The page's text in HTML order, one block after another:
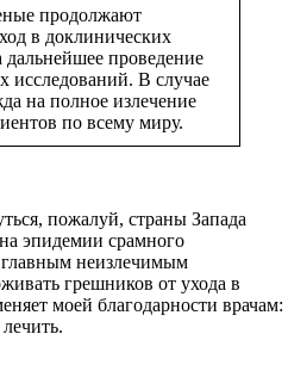
продолжают
в доклинических
проведение
исследований. В случае
на полное излечение
по всему миру.
пожалуй, страны Запада
эпидемии срамного
главным неизлечимым
грешников от ухода в
моей благодарности врачам: